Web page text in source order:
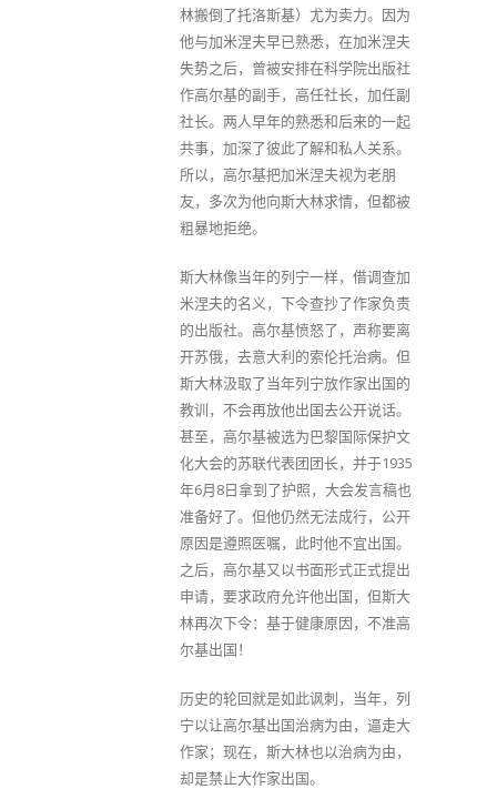
林搬倒了托洛斯基）尤为卖力。因为
他与加米涅夫早已熟悉，在加米涅夫
失势之后，曾被安排在科学院出版社
作高尔基的副手，高任社长，加任副
社长。两人早年的熟悉和后来的一起
共事，加深了彼此了解和私人关系。
所以，高尔基把加米涅夫视为老朋
友，多次为他向斯大林求情，但都被
粗暴地拒绝。
斯大林像当年的列宁一样，借调查加
米涅夫的名义，下令查抄了作家负责
的出版社。高尔基愤怒了，声称要离
开苏俄，去意大利的索伦托治病。但
斯大林汲取了当年列宁放作家出国的
教训，不会再放他出国去公开说话。
甚至，高尔基被选为巴黎国际保护文
化大会的苏联代表团团长，并于1935
年6月8日拿到了护照，大会发言稿也
准备好了。但他仍然无法成行，公开
原因是遵照医嘱，此时他不宜出国。
之后，高尔基又以书面形式正式提出
申请，要求政府允许他出国，但斯大
林再次下令：基于健康原因，不准高
尔基出国！
历史的轮回就是如此讽刺，当年，列
宁以让高尔基出国治病为由，逼走大
作家；现在，斯大林也以治病为由，
却是禁止大作家出国。